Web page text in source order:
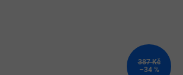
387 Kč
–34 %